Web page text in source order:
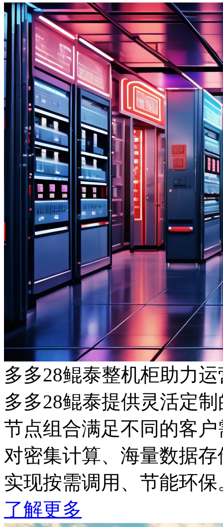
多多28鲲泰整机柜助力
多多28鲲泰提供灵活定制
节点组合满足不同的客户
对密集计算、海量数据存
实现按需调用、节能环
了解更多